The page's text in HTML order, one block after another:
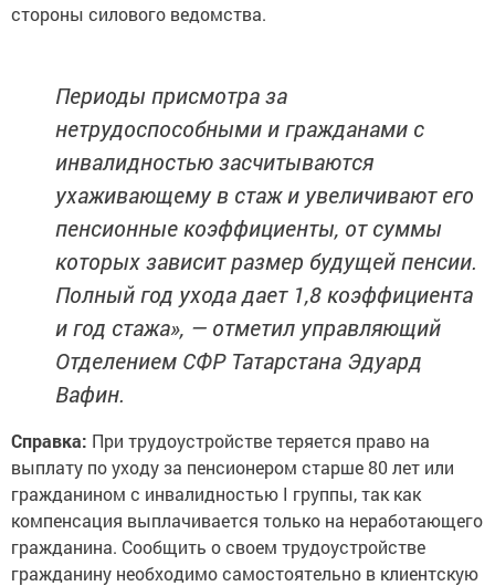
стороны силового ведомства.
Периоды присмотра за
нетрудоспособными и гражданами с
инвалидностью засчитываются
ухаживающему в стаж и увеличивают его
пенсионные коэффициенты, от суммы
которых зависит размер будущей пенсии.
Полный год ухода дает 1,8 коэффициента
и год стажа», — отметил управляющий
Отделением СФР Татарстана Эдуард
Вафин.
Справка: При трудоустройстве теряется право на
выплату по уходу за пенсионером старше 80 лет или
гражданином с инвалидностью I группы, так как
компенсация выплачивается только на неработающего
гражданина. Сообщить о своем трудоустройстве
гражданину необходимо самостоятельно в клиентскую